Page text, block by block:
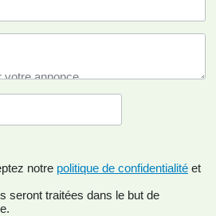
notre politique de confidentialité et
seront traitées dans le but de